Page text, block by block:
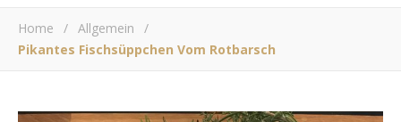
Home / Allgemein
/
Pikantes Fischsüppchen Vom Rotbarsch